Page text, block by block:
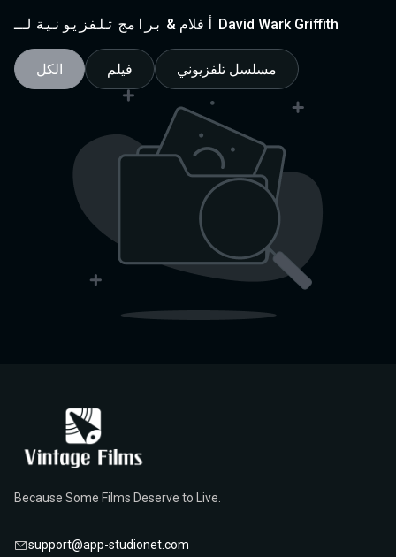
أفلام & برامج تلفزيونية لـ David Wark Griffith
الكل فيلم مسلسل تلفزيوني
Because Some Films Deserve to Live.
support@app-studionet.com